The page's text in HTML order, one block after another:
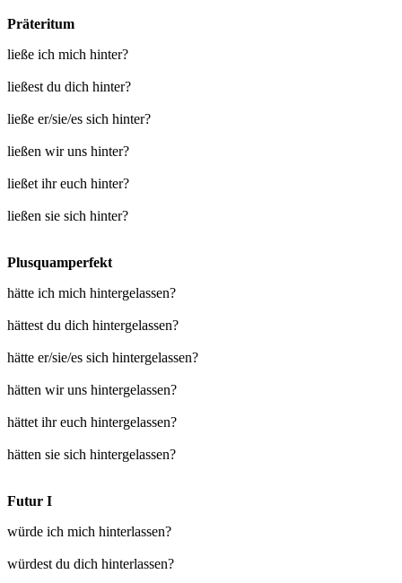
Präteritum
ließe ich mich hinter?
ließest du dich hinter?
ließe er/sie/es sich hinter?
ließen wir uns hinter?
ließet ihr euch hinter?
ließen sie sich hinter?
Plusquamperfekt
hätte ich mich hintergelassen?
hättest du dich hintergelassen?
hätte er/sie/es sich hintergelassen?
hätten wir uns hintergelassen?
hättet ihr euch hintergelassen?
hätten sie sich hintergelassen?
Futur I
würde ich mich hinterlassen?
würdest du dich hinterlassen?